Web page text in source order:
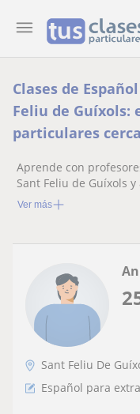
Clases de
Feliu de Guíxols:
particulares
Aprende con
Sant Feliu de Guíxols
personalizadas
Ver más
Sant Feliu De
Español para